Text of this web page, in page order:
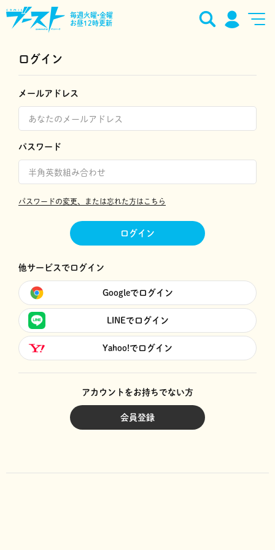
毎週火曜•金曜
お昼12時更新
ログイン
メールアドレス
パスワード
パスワードの変更、または忘れた方はこちら
ログイン
他サービスでログイン
Googleでログイン
LINEでログイン
Yahoo!でログイン
アカウントをお持ちでない方
会員登録